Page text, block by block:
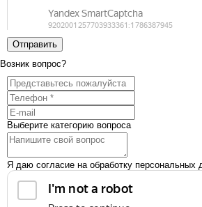
Отправить
Возник вопрос?
Выберите категорию вопроса
Я даю согласие на обработку персональных